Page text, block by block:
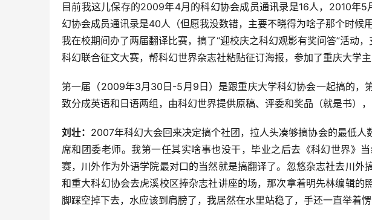
目前我这儿保存的2009年4月的科幻协会成员通讯录是16人，2010年
幻协会成员通讯录是40人（但愿我没数错，主要不晓得为啥子那个时候
我在校期间办了两届翻译比赛，搞了“迎校庆之科幻观影有奖问答”活动
科幻联合征文大赛，帮科幻世界杂志社粘贴征订海报，参加了重庆大学主
第一届（2009年3月30日-5月9日）是跟重庆大学科幻协会一起搞的，
致分成英语和日语两组，由科幻世界提供原稿、评委和奖品（就是书）
刘壮： 2007年科幻大会回来决定搞个社团，拉人头凑够搞协会的最低
席和团委老师。我第一任其实啥事也没干，毕业之后去《科幻世界》
赛，川外作为外语学院最对口的当然就是搞翻译了。忽悠杂志社去川外
和重大科幻协会去虎溪校区捧杂志社讲座的场，那次拿着明先林编辑的
脚踩空掉下去，水应该到肩膀了，我居然在水里站稳了，手还一直举着